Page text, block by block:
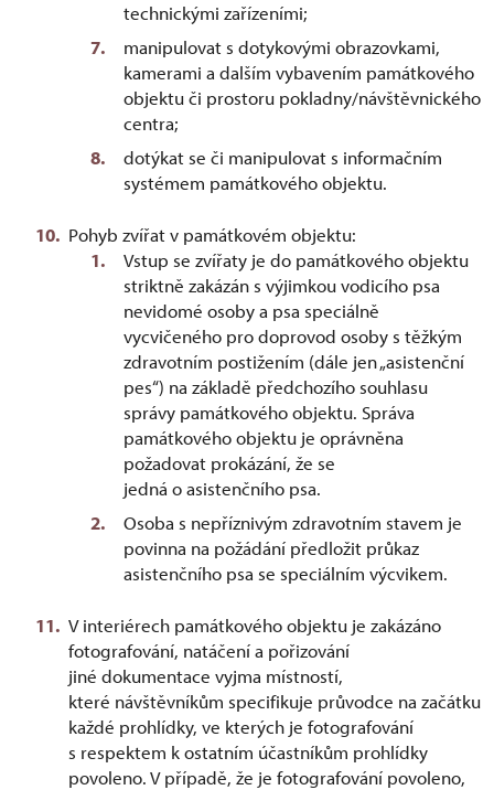
technickými zařízeními;
manipulovat s dotykovými obrazovkami,
kamerami a dalším vybavením památkového
objektu či prostoru pokladny/návštěvnického
centra;
dotýkat se či manipulovat s informačním
systémem památkového objektu.
Pohyb zvířat v památkovém objektu:
Vstup se zvířaty je do památkového objektu
striktně zakázán s výjimkou vodicího psa
nevidomé osoby a psa speciálně
vycvičeného pro doprovod osoby s těžkým
zdravotním postižením (dále jen „asistenční
pes“) na základě předchozího souhlasu
správy památkového objektu. Správa
památkového objektu je oprávněna
požadovat prokázání, že se
jedná o asistenčního psa.
Osoba s nepříznivým zdravotním stavem je
povinna na požádání předložit průkaz
asistenčního psa se speciálním výcvikem.
V interiérech památkového objektu je zakázáno
fotografování, natáčení a pořizování
jiné dokumentace vyjma místností,
které návštěvníkům specifikuje průvodce na začátku
každé prohlídky, ve kterých je fotografování
s respektem k ostatním účastníkům prohlídky
povoleno. V případě, že je fotografování povoleno,